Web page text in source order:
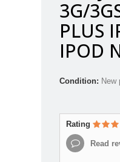
3G/
PLUS
IPOD
Condition: New
Rating
Read